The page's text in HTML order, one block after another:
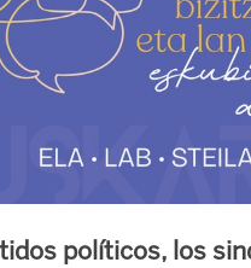
políticos, los